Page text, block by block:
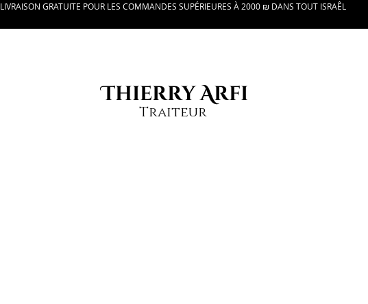
LIVRAISON GRATUITE POUR LES COMMANDES SUPÉRIEURES À 2000 ₪ DANS TOUT ISRAÊL
Thierry Arfi
Traiteur